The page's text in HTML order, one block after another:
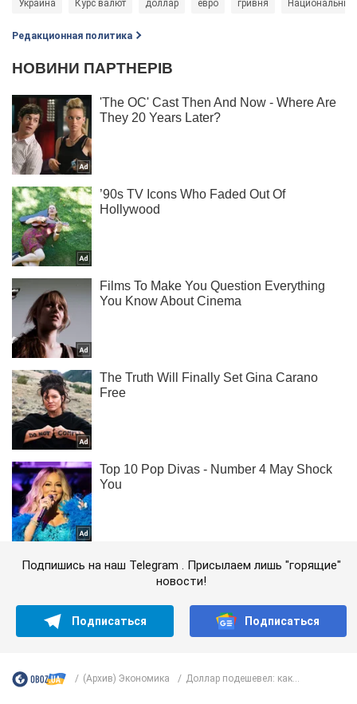
Украина Курс валют доллар евро гривня
Редакционная политика
Подпишись на наш Telegram . Присылаем лишь "горящие"
новости!
Подписаться Подписаться
(Архив) Экономика Доллар подешевел: как...